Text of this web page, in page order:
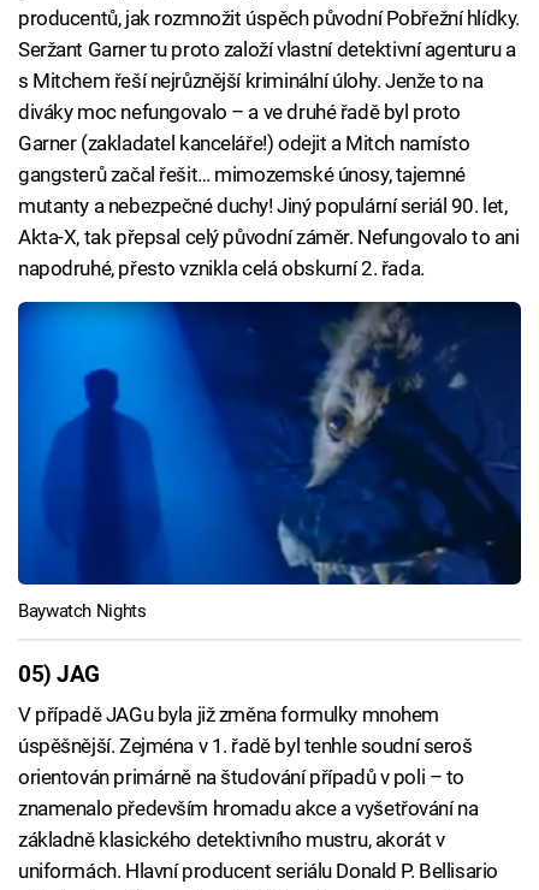
producentů, jak rozmnožit úspěch původní Pobřežní hlídky.
Seržant Garner tu proto založí vlastní detektivní agenturu a
s Mitchem řeší nejrůznější kriminální úlohy. Jenže to na
diváky moc nefungovalo – a ve druhé řadě byl proto
Garner (zakladatel kanceláře!) odejit a Mitch namísto
gangsterů začal řešit… mimozemské únosy, tajemné
mutanty a nebezpečné duchy! Jiný populární seriál 90. let,
Akta-X, tak přepsal celý původní záměr. Nefungovalo to ani
napodruhé, přesto vznikla celá obskurní 2. řada.
Baywatch Nights
05) JAG
V případě JAGu byla již změna formulky mnohem
úspěšnější. Zejména v 1. řadě byl tenhle soudní seroš
orientován primárně na študování případů v poli – to
znamenalo především hromadu akce a vyšetřování na
základně klasického detektivního mustru, akorát v
uniformách. Hlavní producent seriálu Donald P. Bellisario